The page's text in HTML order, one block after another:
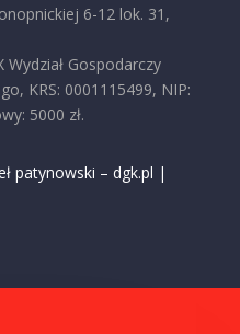
6-12 lok. 31,
Gospodarczy
KRS: 0001115499, NIP:
5000 zł.
patynowski – dgk.pl |